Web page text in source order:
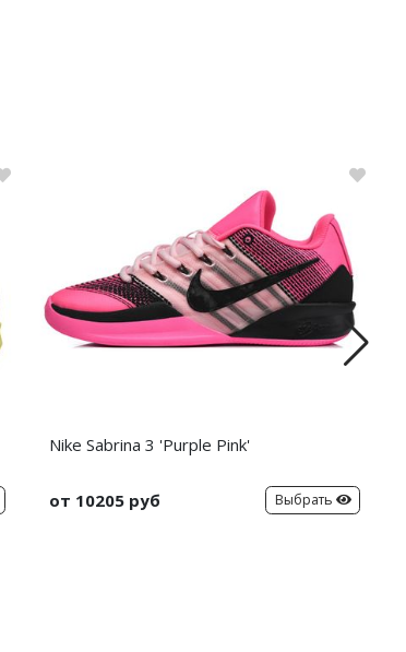
Nike Sabrina 3 'Purple Pink'
от 10205 руб Выбрать